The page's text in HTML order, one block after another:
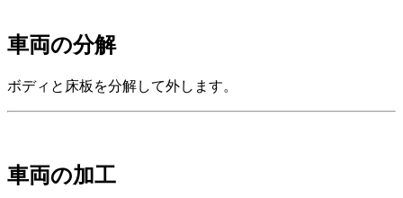
車両の分解
ボディと床板を分解して外します。
車両の加工